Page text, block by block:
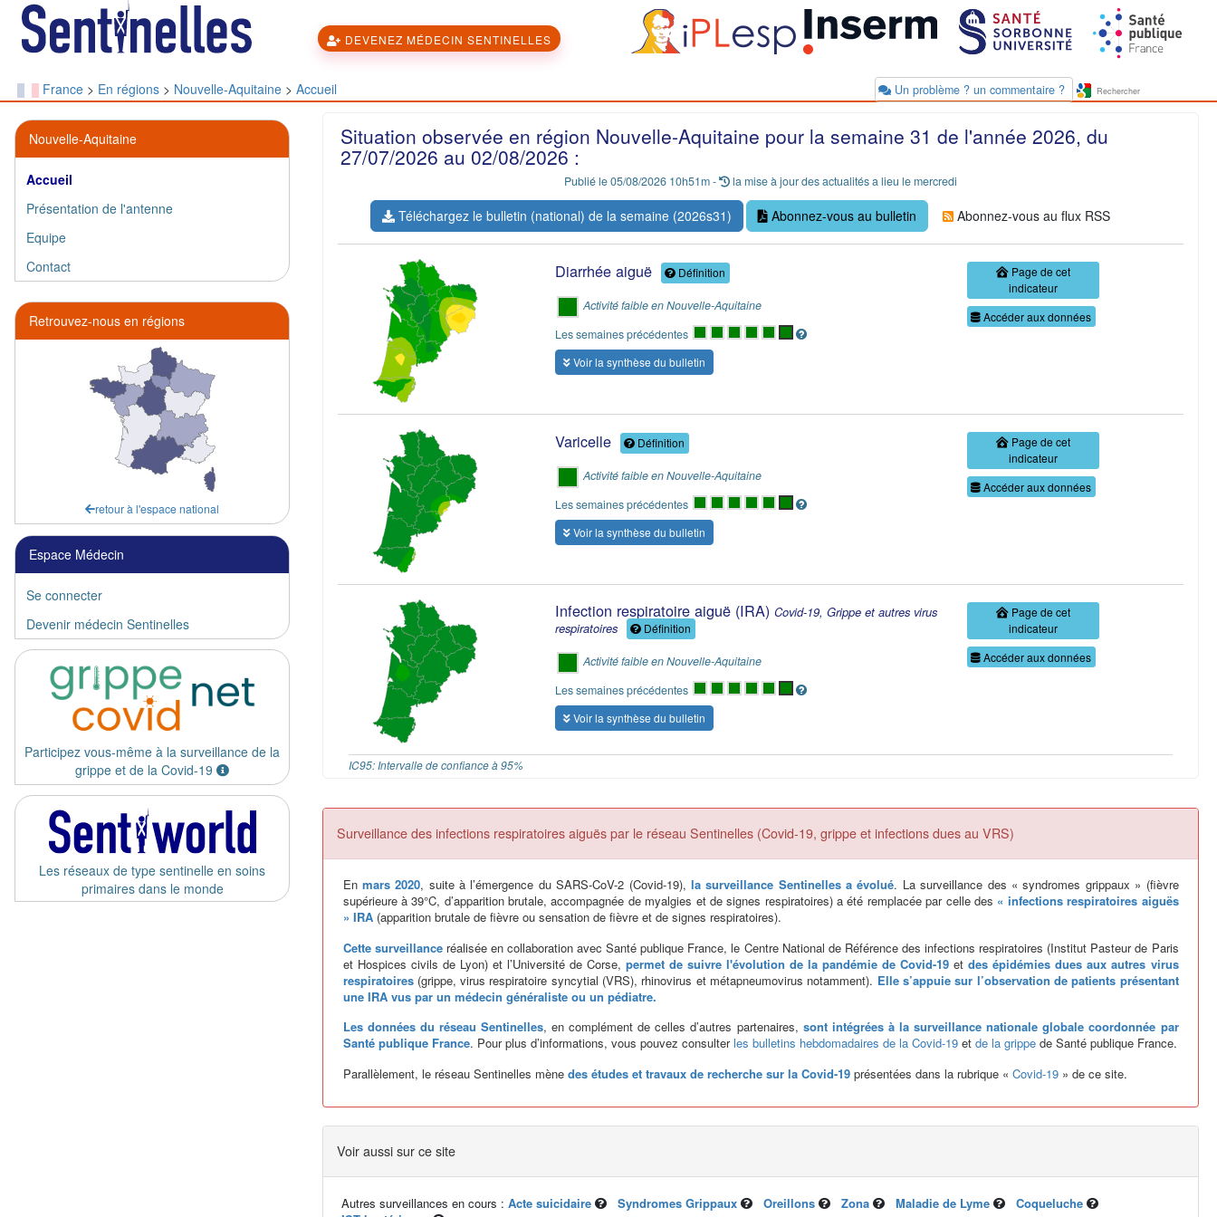
DEVENEZ MÉDECIN SENTINELLES
France > En régions > Nouvelle-Aquitaine > Accueil Un problème ? un commentaire ?
Nouvelle-Aquitaine
Accueil
Présentation de l'antenne
Equipe
Contact
Retrouvez-nous en régions
retour à l'espace national
Espace Médecin
Se connecter
Devenir médecin Sentinelles
Participez vous-même à la surveillance de la
grippe et de la Covid-19
Les réseaux de type sentinelle en soins
primaires dans le monde
Situation observée en région Nouvelle-Aquitaine pour la semaine 31 de l'année 2026, du
27/07/2026 au 02/08/2026 :
Publié le 05/08/2026 10h51m - la mise à jour des actualités a lieu le mercredi
Téléchargez le bulletin (national) de la semaine (2026s31) Abonnez-vous au bulletin Abonnez-vous au flux RSS
Diarrhée aiguë Définition
Activité faible en Nouvelle-Aquitaine
Les semaines précédentes
Voir la synthèse du bulletin
Page de cet
indicateur
Accéder aux données
Varicelle Définition
Activité faible en Nouvelle-Aquitaine
Les semaines précédentes
Voir la synthèse du bulletin
Page de cet
indicateur
Accéder aux données
Infection respiratoire aiguë (IRA) Covid-19, Grippe et autres virus
respiratoires
Définition
Activité faible en Nouvelle-Aquitaine
Les semaines précédentes
Voir la synthèse du bulletin
Page de cet
indicateur
Accéder aux données
IC95: Intervalle de confiance à 95%
Surveillance des infections respiratoires aiguës par le réseau Sentinelles (Covid-19, grippe et infections dues au VRS)
En mars 2020, suite à l’émergence du SARS-CoV-2 (Covid-19), la surveillance Sentinelles a évolué. La surveillance des « syndromes grippaux » (fièvre
supérieure à 39°C, d’apparition brutale, accompagnée de myalgies et de signes respiratoires) a été remplacée par celle des « infections respiratoires aiguës
» IRA(apparition brutale de fièvre ou sensation de fièvre et de signes respiratoires).
Cette surveillanceréalisée en collaboration avec Santé publique France, le Centre National de Référence des infections respiratoires (Institut Pasteur de Paris
et Hospices civils de Lyon) et l’Université de Corse, permet de suivre l'évolution de la pandémie de Covid-19 etdes épidémies dues aux autres virus
respiratoires(grippe, virus respiratoire syncytial (VRS), rhinovirus et métapneumovirus notamment). Elle s’appuie sur l’observation de patients présentant
une IRA vus par un médecin généraliste ou un pédiatre.
Les données du réseau Sentinelles, en complément de celles d’autres partenaires, sont intégrées à la surveillance nationale globale coordonnée par
Santé publique France. Pour plus d’informations, vous pouvez consulterles bulletins hebdomadaires de la Covid-19et de la grippede Santé publique France.
Parallèlement, le réseau Sentinelles mène des études et travaux de recherche sur la Covid-19présentées dans la rubrique « Covid-19» de ce site.
Voir aussi sur ce site
Autres surveillances en cours : Acte suicidaire Syndromes Grippaux Oreillons Zona Maladie de Lyme
Coqueluche